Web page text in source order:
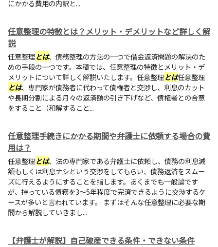
にかかる費用の内訳と...
任意整理の特徴とは？メリット・デメリットなど詳しく解
説
任意整理とは、債務整理の方法の一つで借金返済問題の解決のた
めの手段の一つです。本稿では、任意整理の特徴とメリット・デ
メリットについて詳しく解説いたします。任意整理とは任意整理
とは、専門家が債務者に代わって債権者と交渉し、利息のカット
や長期分割による月々の返済額の引き下げなど、債権者との合意
をすること（和解すること...
任意整理手続きにかかる期間や弁護士に依頼する場合の費
用は？
任意整理とは、法の専門家である弁護士に依頼し、債務の利息減
額もしくは利息ナシという交渉をしてもらい、債務返済をスムー
ズに行えるようにすることを指します。あくまでも一般論です
が、持っている債務を3～5年程度で完済できるように交渉するケ
ースが多いと言われています。 まずはそんな任意整理に必要な期
間から解説していきまし...
【弁護士が解説】自己破産できる条件・できない条件